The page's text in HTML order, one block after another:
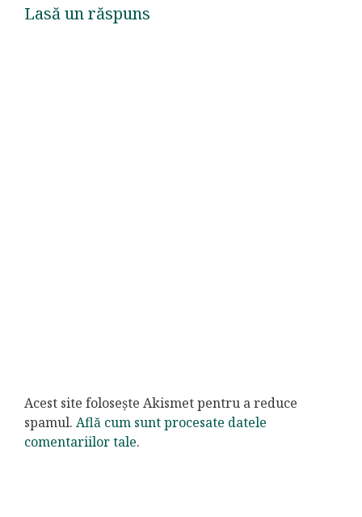
Lasă un răspuns
Acest site folosește Akismet pentru a reduce
spamul. Află cum sunt procesate datele
comentariilor tale.